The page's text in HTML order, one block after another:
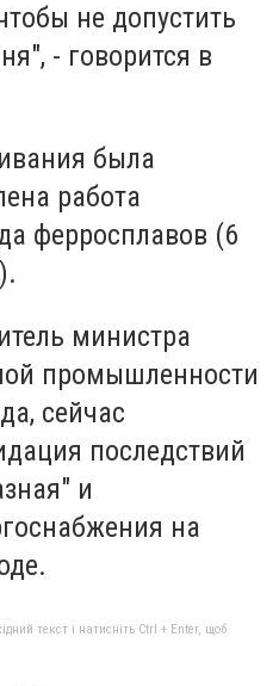
не допустить
- говорится в
была
работа
ферросплавов (6
министра
промышленности
сейчас
последствий
и
на
текст і натисніть Ctrl + Enter, щоб